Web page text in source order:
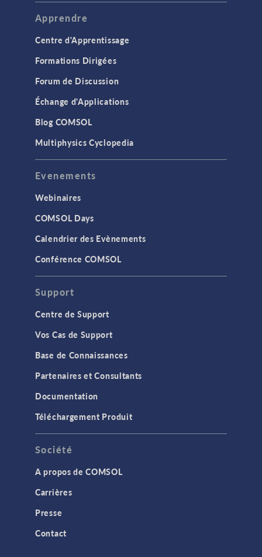
Apprendre
Centre d'Apprentissage
Formations Dirigées
Forum de Discussion
Échange d'Applications
Blog COMSOL
Multiphysics Cyclopedia
Evenements
Webinaires
COMSOL Days
Calendrier des Evènements
Conférence COMSOL
Support
Centre de Support
Vos Cas de Support
Base de Connaissances
Partenaires et Consultants
Documentation
Téléchargement Produit
Société
A propos de COMSOL
Carrières
Presse
Contact